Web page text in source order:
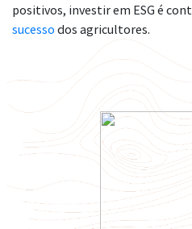
positivos, investir em ESG é
sucesso dos agricultores.